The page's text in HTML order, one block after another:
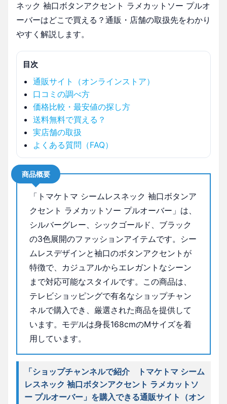
ネック 袖口ボタンアクセント ラメカットソー プルオ
ーバーはどこで買える？通販・店舗の取扱先をわかり
やすく解説します。
目次
通販サイト（オンラインストア）
口コミの調べ方
価格比較・最安値の探し方
送料無料で買える？
実店舗の取扱
よくある質問（FAQ）
商品概要
「トマケトマ シームレスネック 袖口ボタンア
クセント ラメカットソー プルオーバー」は、
シルバーグレー、シックゴールド、ブラック
の3色展開のファッションアイテムです。シー
ムレスデザインと袖口のボタンアクセントが
特徴で、カジュアルからエレガントなシーン
まで対応可能なスタイルです。この商品は、
テレビショッピングで有名なショップチャン
ネルで購入でき、厳選された商品を提供して
います。モデルは身長168cmのMサイズを着
用しています。
「ショップチャンネルで紹介 トマケトマ シーム
レスネック 袖口ボタンアクセント ラメカットソ
ー プルオーバー」を購入できる通販サイト（オン